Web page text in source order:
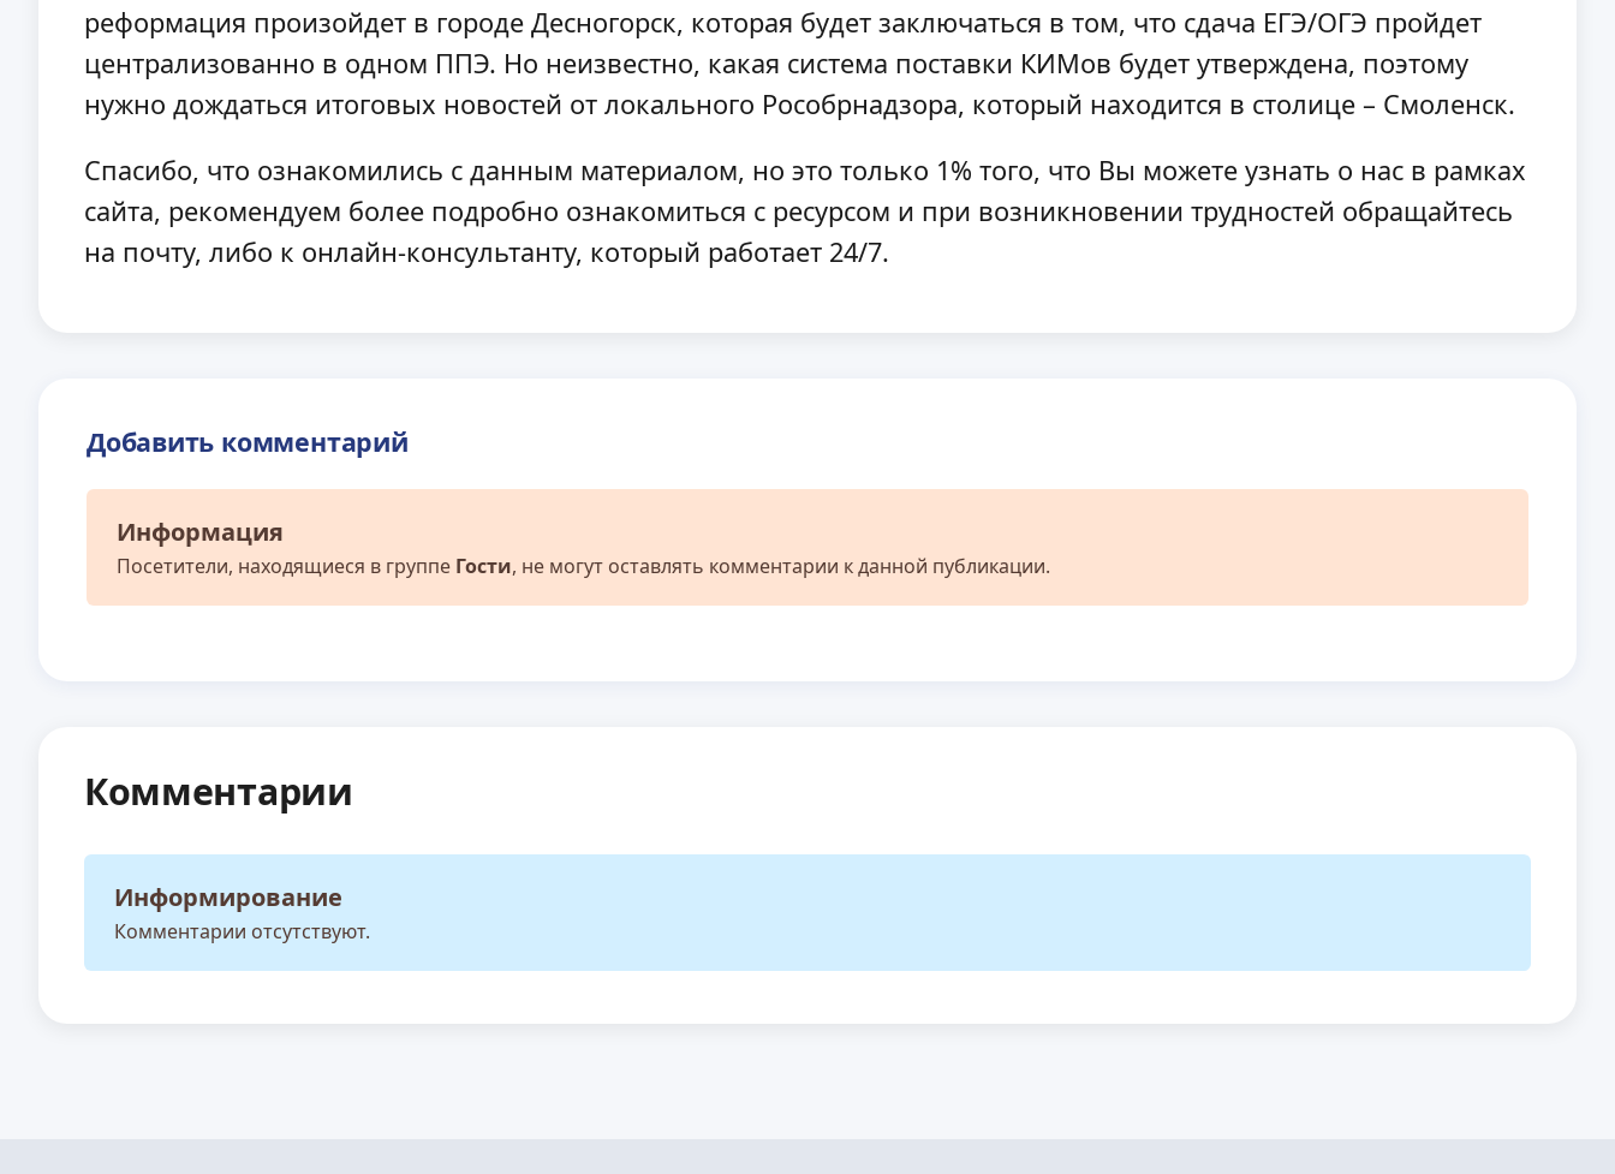
реформация произойдет в городе Десногорск, которая будет заключаться в том, что сдача ЕГЭ/ОГЭ пройдет
централизованно в одном ППЭ. Но неизвестно, какая система поставки КИМов будет утверждена, поэтому
нужно дождаться итоговых новостей от локального Рособрнадзора, который находится в столице – Смоленск.
Спасибо, что ознакомились с данным материалом, но это только 1% того, что Вы можете узнать о нас в рамках
сайта, рекомендуем более подробно ознакомиться с ресурсом и при возникновении трудностей обращайтесь
на почту, либо к онлайн-консультанту, который работает 24/7.
Добавить комментарий
Информация
Посетители, находящиеся в группе Гости, не могут оставлять комментарии к данной публикации.
Комментарии
Информирование
Комментарии отсутствуют.